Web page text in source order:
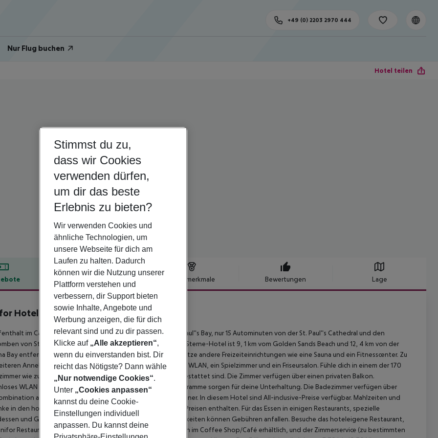
Nur Flug buchen
+49 (0) 2203 2970 444
Hotel teilen
Hotelbeschreibung Hotelmerkmale Bewertungen Lage
Hotel
im Canifor Hotel bringt dich mitten ins Herz von St. Paul''s Bay, nur 15 Autominuten von der St. Paul''s Cathedral und den
von St. Paul und St. Agatha''s Crypt entfernt. Dieses 4-Sterne-Hotel ist 9, 1 km vom Golden Sands Beach und 12, 4 km von der
Bay entfernt. Stürze dich in einen der 2 Außenpools oder nutze andere Freizeiteinrichtungen wie eine Sauna und ein Fitnesscenter. Zu
Annehmlichkeiten dieses Hotels gehören kostenloses WLAN, ein Spielzimmer und ein Friseursalon. Fühle dich in einem der 170
wie zu Hause, die mit Kühlschränken und Minibars ausgestattet sind. Die Zimmer verfügen über einen privaten Balkon.
WLAN hält dich auf dem Laufenden, und Satellitenprogramme sorgen für deine Unterhaltung. Die Badezimmer verfügen über
aus Dusche und Badewanne sowie einen Haartrockner. In diesem Hotel sind All-inclusive-Preise verfügbar. Mahlzeiten und
in den hoteleigenen Restaurants sind in den All-inclusive-Preisen enthalten. Für das Essen in einigen Restaurants, spezielle
und Gerichte, einige Getränke und andere Annehmlichkeiten können Gebühren anfallen. Besuche das hoteleigene Restaurant,
Restaurant, zum Mittag- oder Abendessen. Essen ist auch im Coffee Shop/Café erhältlich, und der Zimmerservice (zu bestimmten
Stimmst du zu,
dass wir Cookies
verwenden dürfen,
um dir das beste
Erlebnis zu bieten?
Wir verwenden Cookies und
ähnliche Technologien, um
unsere Webseite für dich am
Laufen zu halten. Dadurch
können wir die Nutzung unserer
Plattform verstehen und
verbessern, dir Support bieten
sowie Inhalte, Angebote und
Werbung anzeigen, die für dich
relevant sind und zu dir passen.
Klicke auf „Alle akzeptieren“,
wenn du einverstanden bist. Dir
reicht das Nötigste? Dann wähle
„Nur notwendige Cookies“.
Unter „Cookies anpassen“
kannst du deine Cookie-
Einstellungen individuell
anpassen. Du kannst deine